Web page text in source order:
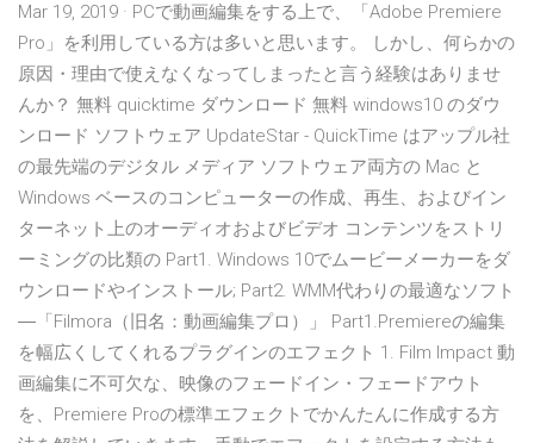
Mar 19, 2019 · PCで動画編集をする上で、「Adobe Premiere
Pro」を利用している方は多いと思います。 しかし、何らかの
原因・理由で使えなくなってしまったと言う経験はありませ
んか？ 無料 quicktime ダウンロード 無料 windows10 のダウ
ンロード ソフトウェア UpdateStar - QuickTime はアップル社
の最先端のデジタル メディア ソフトウェア両方の Mac と
Windows ベースのコンピューターの作成、再生、およびイン
ターネット上のオーディオおよびビデオ コンテンツをストリ
ーミングの比類の Part1. Windows 10でムービーメーカーをダ
ウンロードやインストール; Part2. WMM代わりの最適なソフト
―「Filmora（旧名：動画編集プロ）」 Part1.Premiereの編集
を幅広くしてくれるプラグインのエフェクト 1. Film Impact 動
画編集に不可欠な、映像のフェードイン・フェードアウト
を、Premiere Proの標準エフェクトでかんたんに作成する方